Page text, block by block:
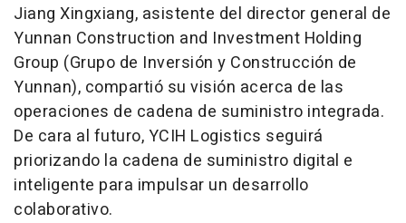
Jiang Xingxiang, asistente del director general de
Yunnan Construction and Investment Holding
Group (Grupo de Inversión y Construcción de
Yunnan), compartió su visión acerca de las
operaciones de cadena de suministro integrada.
De cara al futuro, YCIH Logistics seguirá
priorizando la cadena de suministro digital e
inteligente para impulsar un desarrollo
colaborativo.